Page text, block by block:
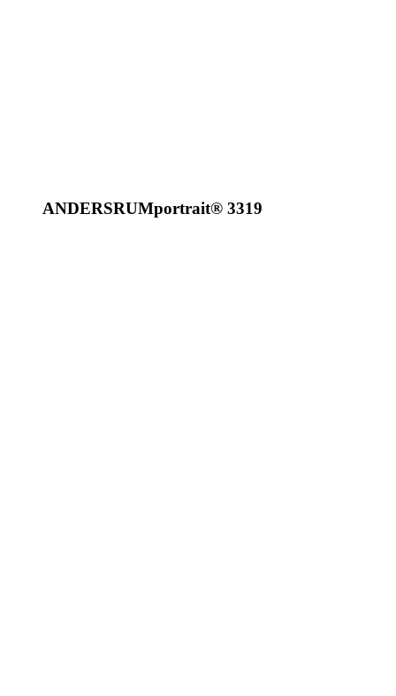
ANDERSRUMportrait® 3319